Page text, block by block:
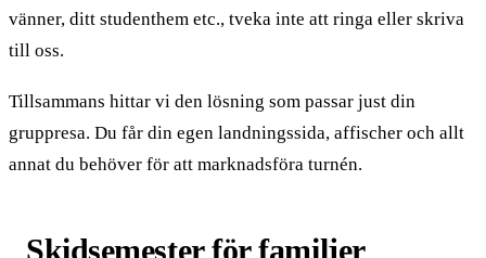
vänner, ditt studenthem etc., tveka inte att ringa eller skriva
till oss.
Tillsammans hittar vi den lösning som passar just din
gruppresa. Du får din egen landningssida, affischer och allt
annat du behöver för att marknadsföra turnén.
Skidsemester för familjer